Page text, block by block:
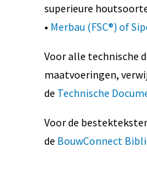
superieure
• Merbau (FSC®) of
Voor alle technische
maatvoeringen,
de Technische
Voor de
de BouwConnect